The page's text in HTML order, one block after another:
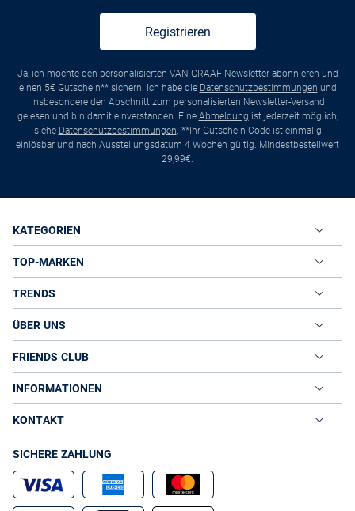
Registrieren
Ja, ich möchte den personalisierten VAN GRAAF Newsletter abonnieren und
einen 5€ Gutschein** sichern. Ich habe die Datenschutzbestimmungen und
insbesondere den Abschnitt zum personalisierten Newsletter-Versand
gelesen und bin damit einverstanden. Eine Abmeldung ist jederzeit möglich,
siehe Datenschutzbestimmungen. **Ihr Gutschein-Code ist einmalig
einlösbar und nach Ausstellungsdatum 4 Wochen gültig. Mindestbestellwert
29,99€.
KATEGORIEN
TOP-MARKEN
TRENDS
ÜBER UNS
FRIENDS CLUB
INFORMATIONEN
KONTAKT
SICHERE ZAHLUNG